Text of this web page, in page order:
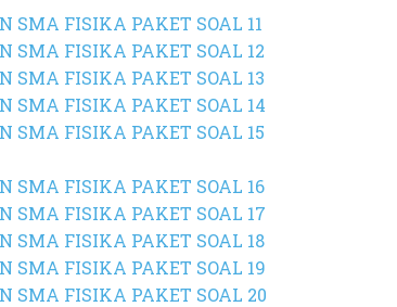
SMA FISIKA PAKET SOAL 11
SMA FISIKA PAKET SOAL 12
SMA FISIKA PAKET SOAL 13
SMA FISIKA PAKET SOAL 14
SMA FISIKA PAKET SOAL 15
SMA FISIKA PAKET SOAL 16
SMA FISIKA PAKET SOAL 17
SMA FISIKA PAKET SOAL 18
SMA FISIKA PAKET SOAL 19
SMA FISIKA PAKET SOAL 20